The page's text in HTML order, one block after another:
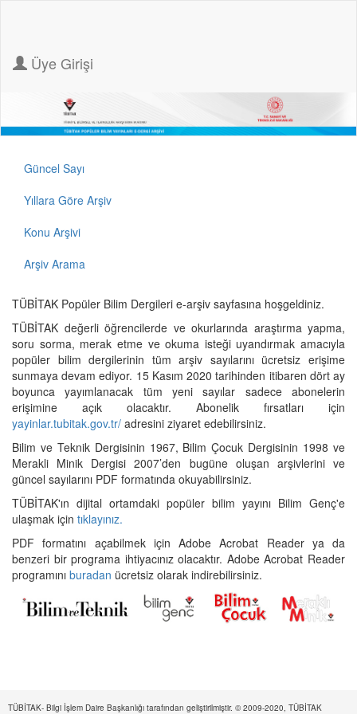
Üye Girişi
Güncel Sayı
Yıllara Göre Arşiv
Konu Arşivi
Arşiv Arama
TÜBİTAK Popüler Bilim Dergileri e-arşiv sayfasına hoşgeldiniz.
TÜBİTAK değerli öğrencilerde ve okurlarında araştırma yapma,
soru sorma, merak etme ve okuma isteği uyandırmak amacıyla
popüler bilim dergilerinin tüm arşiv sayılarını ücretsiz erişime
sunmaya devam ediyor. 15 Kasım 2020 tarihinden itibaren dört ay
boyunca yayımlanacak tüm yeni sayılar sadece abonelerin
erişimine açık olacaktır. Abonelik fırsatları için
yayinlar.tubitak.gov.tr/ adresini ziyaret edebilirsiniz.
Bilim ve Teknik Dergisinin 1967, Bilim Çocuk Dergisinin 1998 ve
Merakli Minik Dergisi 2007’den bugüne oluşan arşivlerini ve
güncel sayılarını PDF formatında okuyabilirsiniz.
TÜBİTAK'ın dijital ortamdaki popüler bilim yayını Bilim Genç'e
ulaşmak için tıklayınız.
PDF formatını açabilmek için Adobe Acrobat Reader ya da
benzeri bir programa ihtiyacınız olacaktır. Adobe Acrobat Reader
programını buradan ücretsiz olarak indirebilirsiniz.
TÜBİTAK- Bilgi İşlem Daire Başkanlığı tarafından geliştirilmiştir. © 2009-2020, TÜBİTAK